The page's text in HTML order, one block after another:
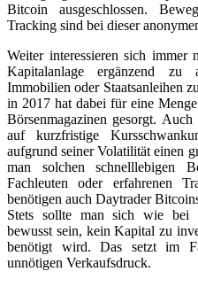
Bitcoin ausgeschlossen.
Tracking sind bei dieser
Weiter interessieren sich immer
Kapitalanlage ergänzend
Immobilien oder Staatsanleihen
in 2017 hat dabei für eine
Börsenmagazinen gesorgt.
auf kurzfristige
aufgrund seiner Volatilität einen
man solchen schnelllebigen
Fachleuten oder erfahrenen
benötigen auch Daytrader
Stets sollte man sich wie bei
bewusst sein, kein Kapital zu
benötigt wird. Das setzt im
unnötigen Verkaufsdruck.